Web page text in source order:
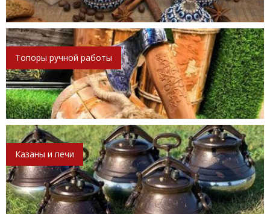
Топоры ручной работы
Казаны и печи